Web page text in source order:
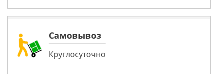
Самовывоз
Круглосуточно